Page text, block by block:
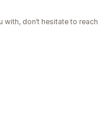
don’t hesitate to reach